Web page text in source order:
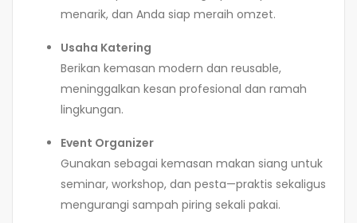
menarik, dan Anda siap meraih omzet.
Usaha Katering
Berikan kemasan modern dan reusable,
meninggalkan kesan profesional dan ramah
lingkungan.
Event Organizer
Gunakan sebagai kemasan makan siang untuk
seminar, workshop, dan pesta—praktis sekaligus
mengurangi sampah piring sekali pakai.